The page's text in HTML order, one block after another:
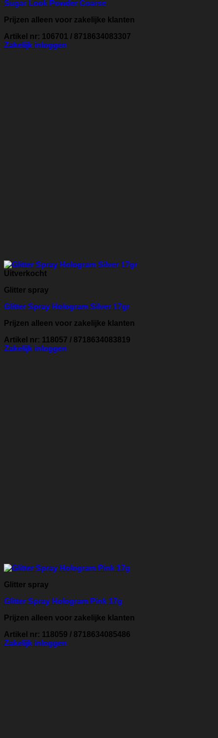
Sugar Look Powder Coarse
Prijzen alleen voor zakelijke klanten
Artikel nr: 106701 / 8718634083307
Zakelijk inloggen
Uitverkocht
Glitter spray
Glitter Spray Hologram Silver 17gr
Prijzen alleen voor zakelijke klanten
Artikel nr: 118057 / 8718634083819
Zakelijk inloggen
Glitter spray
Glitter Spray Hologram Pink 17g
Prijzen alleen voor zakelijke klanten
Artikel nr: 118059 / 8718634085486
Zakelijk inloggen